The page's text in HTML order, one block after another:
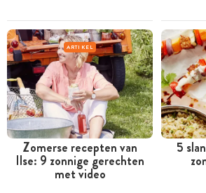
ARTIKEL
Zomerse recepten van
Ilse: 9 zonnige gerechten
met video
5